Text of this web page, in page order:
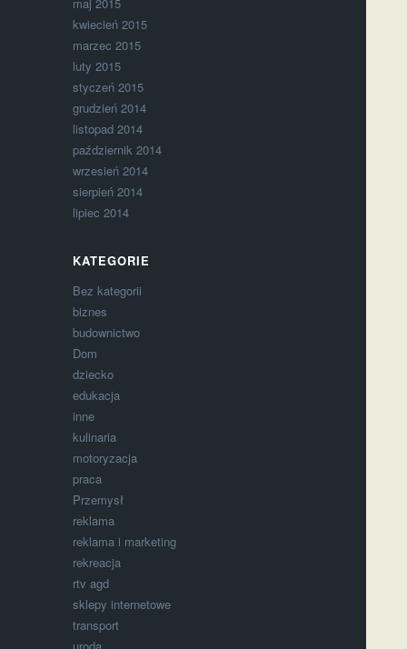
kwiecień 2015
marzec 2015
luty 2015
styczeń 2015
grudzień 2014
listopad 2014
październik 2014
wrzesień 2014
sierpień 2014
lipiec 2014
KATEGORIE
Bez kategorii
biznes
budownictwo
Dom
dziecko
edukacja
inne
kulinaria
motoryzacja
praca
Przemysł
reklama
reklama i marketing
rekreacja
rtv agd
sklepy internetowe
transport